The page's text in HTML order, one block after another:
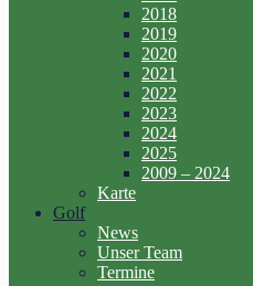
2018
2019
2020
2021
2022
2023
2024
2025
2009 – 2024
Karte
Golf
News
Unser Team
Termine